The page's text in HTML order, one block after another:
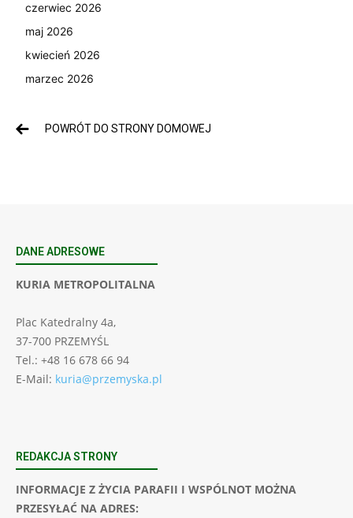
czerwiec 2026
maj 2026
kwiecień 2026
marzec 2026
POWRÓT DO STRONY DOMOWEJ
DANE ADRESOWE
KURIA METROPOLITALNA
Plac Katedralny 4a,
37-700 PRZEMYŚL
Tel.: +48 16 678 66 94
E-Mail: kuria@przemyska.pl
REDAKCJA STRONY
INFORMACJE Z ŻYCIA PARAFII I WSPÓLNOT MOŻNA
PRZESYŁAĆ NA ADRES: